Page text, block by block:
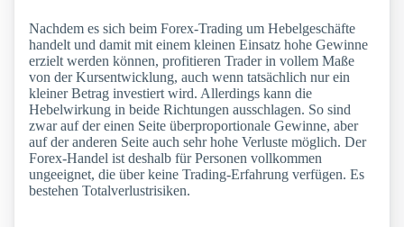
Nachdem es sich beim Forex-Trading um Hebelgeschäfte
handelt und damit mit einem kleinen Einsatz hohe Gewinne
erzielt werden können, profitieren Trader in vollem Maße
von der Kursentwicklung, auch wenn tatsächlich nur ein
kleiner Betrag investiert wird. Allerdings kann die
Hebelwirkung in beide Richtungen ausschlagen. So sind
zwar auf der einen Seite überproportionale Gewinne, aber
auf der anderen Seite auch sehr hohe Verluste möglich. Der
Forex-Handel ist deshalb für Personen vollkommen
ungeeignet, die über keine Trading-Erfahrung verfügen. Es
bestehen Totalverlustrisiken.